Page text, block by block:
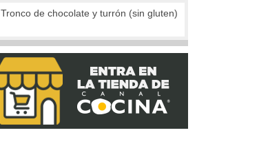
Tronco de chocolate y turrón (sin gluten)
Vieiras con jamón y reducción al cava